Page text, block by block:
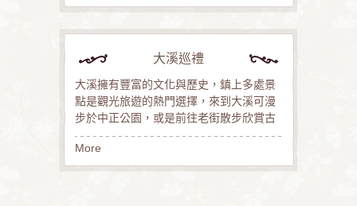
大溪巡禮
大溪擁有豐富的文化與歷史，鎮上多處景
點是觀光旅遊的熱門選擇，來到大溪可漫
步於中正公園，或是前往老街散步欣賞古
More